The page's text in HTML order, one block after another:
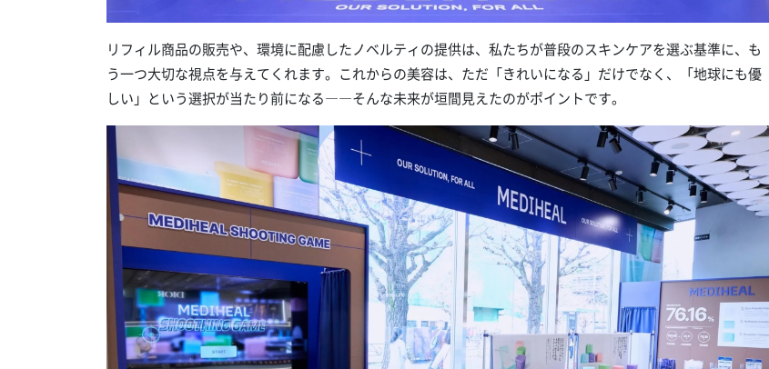
リフィル商品の販売や、環境に配慮したノベルティの提供は、私たちが普段のスキンケアを選ぶ基準に、も
う一つ大切な視点を与えてくれます。これからの美容は、ただ「きれいになる」だけでなく、「地球にも優
しい」という選択が当たり前になる――そんな未来が垣間見えたのがポイントです。